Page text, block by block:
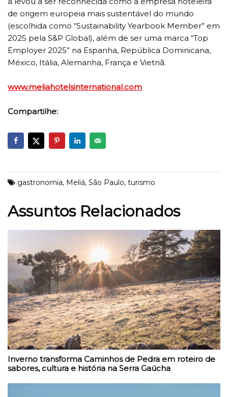
de origem europeia mais sustentável do mundo
(escolhida como “Sustainability Yearbook Member” em
2025 pela S&P Global), além de ser uma marca “Top
Employer 2025” na Espanha, República Dominicana,
México, Itália, Alemanha, França e Vietnã.
www.meliahotelsinternational.com
Compartilhe:
gastronomia, Meliá, São Paulo, turismo
Assuntos Relacionados
Inverno transforma Caminhos de Pedra em roteiro de
sabores, cultura e história na Serra Gaúcha